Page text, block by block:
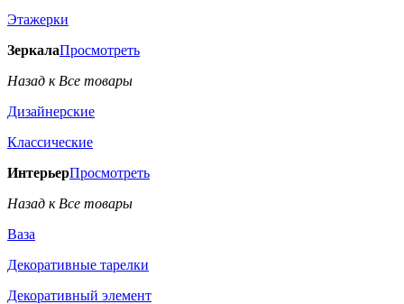
Этажерки
ЗеркалаПросмотреть
Назад к Все товары
Дизайнерские
Классические
ИнтерьерПросмотреть
Назад к Все товары
Ваза
Декоративные тарелки
Декоративный элемент